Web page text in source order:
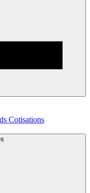
Cotisations